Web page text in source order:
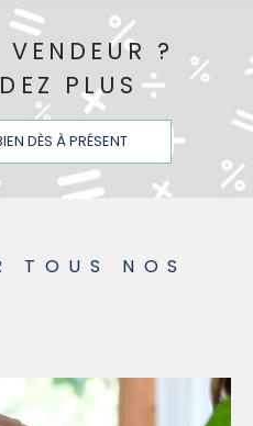
?
PLUS
DÈS À PRÉSENT
TOUS NOS